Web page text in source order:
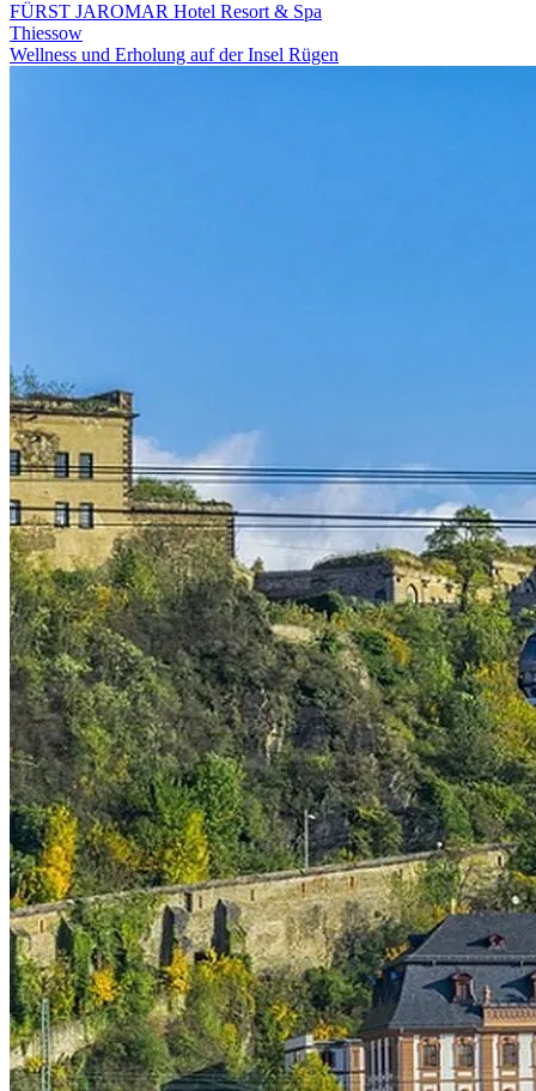
FÜRST JAROMAR Hotel Resort & Spa
Thiessow
Wellness und Erholung auf der Insel Rügen